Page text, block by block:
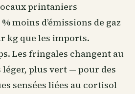
printaniers
moins d’émissions de gaz
kg que les imports.
Les fringales changent au
plus vert — pour des
sensées liées au cortisol